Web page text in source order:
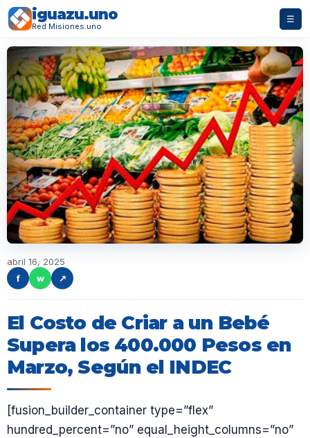
iguazu.uno
Red Misiones.uno
☰
abril 16, 2025
f
w ↗
El Costo de Criar a un Bebé
Supera los 400.000 Pesos en
Marzo, Según el INDEC
[fusion_builder_container type=”flex”
hundred_percent=”no” equal_height_columns=”no”